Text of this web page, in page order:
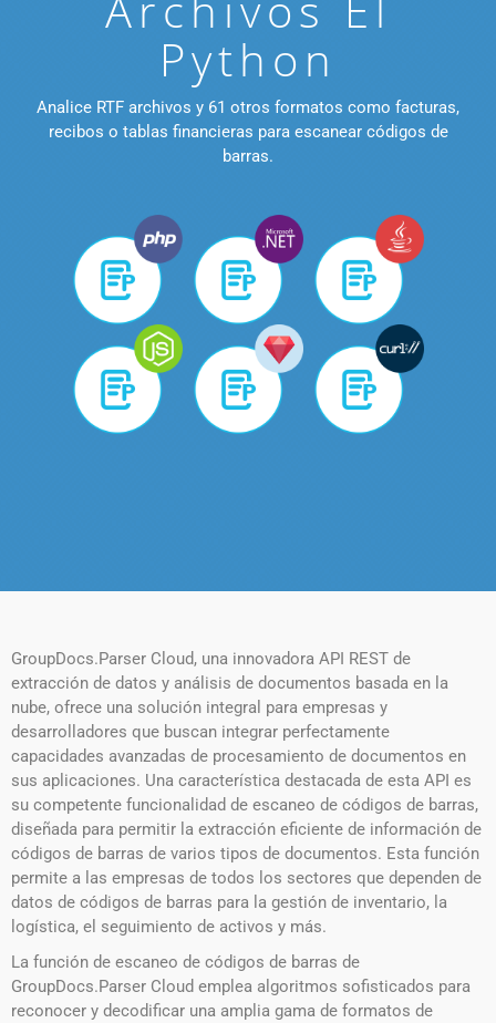
Python
Analice RTF archivos y 61 otros formatos como facturas,
recibos o tablas financieras para escanear códigos de
barras.
GroupDocs.Parser Cloud, una innovadora API REST de
extracción de datos y análisis de documentos basada en la
nube, ofrece una solución integral para empresas y
desarrolladores que buscan integrar perfectamente
capacidades avanzadas de procesamiento de documentos en
sus aplicaciones. Una característica destacada de esta API es
su competente funcionalidad de escaneo de códigos de barras,
diseñada para permitir la extracción eficiente de información de
códigos de barras de varios tipos de documentos. Esta función
permite a las empresas de todos los sectores que dependen de
datos de códigos de barras para la gestión de inventario, la
logística, el seguimiento de activos y más.
La función de escaneo de códigos de barras de
GroupDocs.Parser Cloud emplea algoritmos sofisticados para
reconocer y decodificar una amplia gama de formatos de